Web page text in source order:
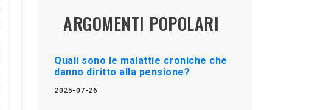
ARGOMENTI POPOLARI
Quali sono le malattie croniche che
danno diritto alla pensione?
2025-07-26